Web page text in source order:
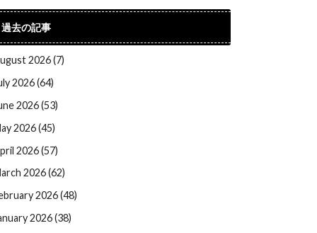
過去の記事
2026 (7)
2026 (64)
2026 (53)
2026 (45)
2026 (57)
2026 (62)
2026 (48)
2026 (38)